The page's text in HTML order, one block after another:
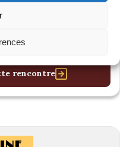
rencontre